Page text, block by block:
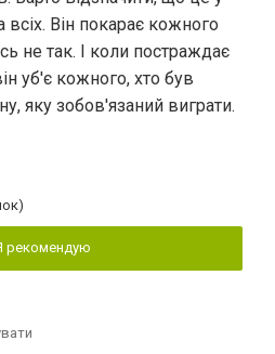
Він покарає кожного
не так. І коли постраждає
уб'є кожного, хто був
яку зобов'язаний виграти.
рекомендую